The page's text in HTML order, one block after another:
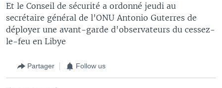
Et le Conseil de sécurité a ordonné jeudi au
secrétaire général de l'ONU Antonio Guterres de
déployer une avant-garde d'observateurs du cessez-
le-feu en Libye
Partager Follow us